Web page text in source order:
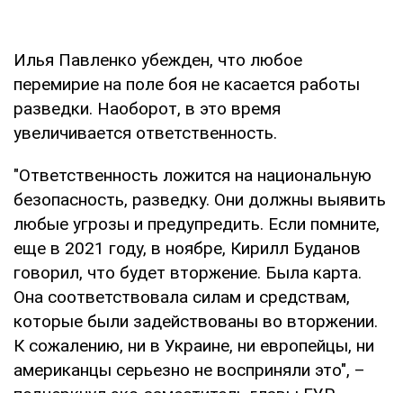
Илья Павленко убежден, что любое
перемирие на поле боя не касается работы
разведки. Наоборот, в это время
увеличивается ответственность.
"Ответственность ложится на национальную
безопасность, разведку. Они должны выявить
любые угрозы и предупредить. Если помните,
еще в 2021 году, в ноябре, Кирилл Буданов
говорил, что будет вторжение. Была карта.
Она соответствовала силам и средствам,
которые были задействованы во вторжении.
К сожалению, ни в Украине, ни европейцы, ни
американцы серьезно не восприняли это", –